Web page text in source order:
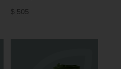
$ 505